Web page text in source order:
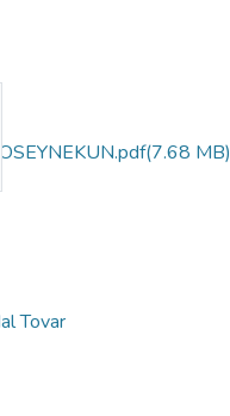
(7.68 MB)
Tovar